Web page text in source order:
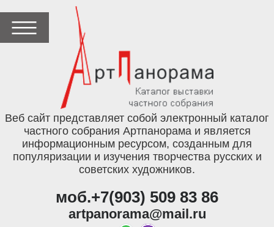
Веб сайт представляет собой электронный каталог
частного собрания Артпанорама и является
информационным ресурсом, созданным для
популяризации и изучения творчества русских и
советских художников.
моб.+7(903) 509 83 86
artpanorama@mail.ru